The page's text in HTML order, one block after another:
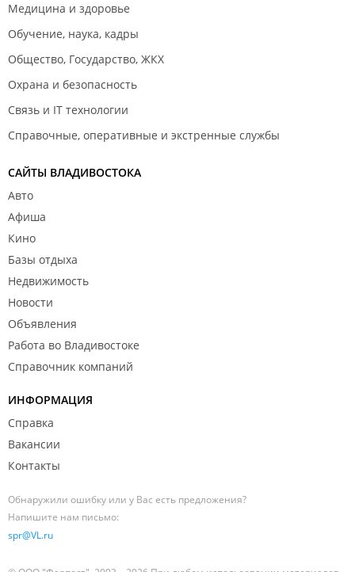
Медицина и здоровье
Обучение, наука, кадры
Общество, Государство, ЖКХ
Охрана и безопасность
Связь и IT технологии
Справочные, оперативные и экстренные службы
САЙТЫ ВЛАДИВОСТОКА
Авто
Афиша
Кино
Базы отдыха
Недвижимость
Новости
Объявления
Работа во Владивостоке
Справочник компаний
ИНФОРМАЦИЯ
Справка
Вакансии
Контакты
Обнаружили ошибку или у Вас есть предложения?
Напишите нам письмо:
spr@VL.ru